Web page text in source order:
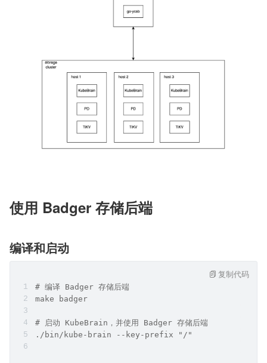
使用 Badger 存储后端
编译和启动
# 编译 Badger 存储后端
make badger
# 启动 KubeBrain，并使用 Badger 存储后端
./bin/kube-brain --key-prefix "/"
复制代码